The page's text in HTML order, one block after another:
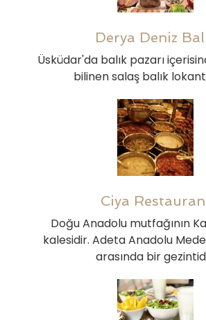
Derya Deniz
Üsküdar'da balık pazarı
bilinen salaş balık
Ciya
Doğu Anadolu mutfağının
kalesidir. Adeta Anadolu
arasında bir